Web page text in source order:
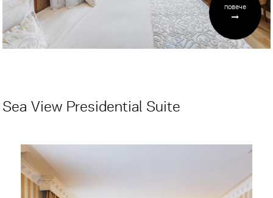
повече
Sea View Presidential Suite